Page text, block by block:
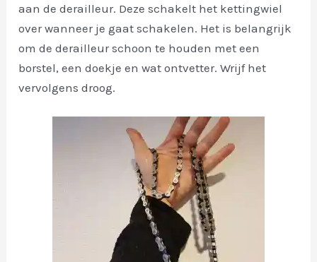
aan de derailleur. Deze schakelt het kettingwiel
over wanneer je gaat schakelen. Het is belangrijk
om de derailleur schoon te houden met een
borstel, een doekje en wat ontvetter. Wrijf het
vervolgens droog.